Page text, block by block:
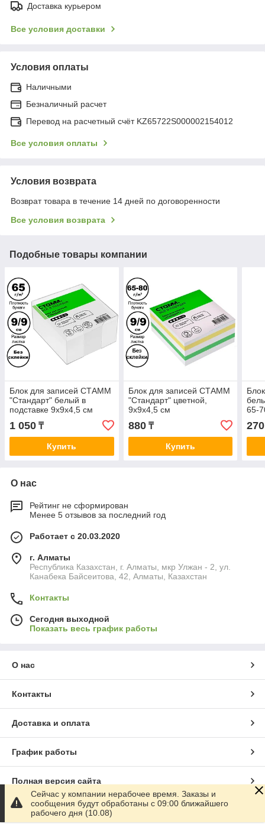
Доставка курьером
Все условия доставки
Условия оплаты
Наличными
Безналичный расчет
Перевод на расчетный счёт KZ65722S000002154012
Все условия оплаты
Условия возврата
Возврат товара в течение 14 дней по договоренности
Все условия возврата
Подобные товары компании
Блок для записей СТАММ
"Стандарт" белый в
подставке 9х9х4,5 см
1 050 ₸
Купить
Блок для записей СТАММ
"Стандарт" цветной,
9х9х4,5 см
880₸
Купить
65-
270
О нас
Рейтинг не сформирован
Менее 5 отзывов за последний год
Работает с 20.03.2020
г. Алматы
Республика Казахстан, г. Алматы, мкр Улжан - 2, ул.
Канабека Байсеитова, 42, Алматы, Казахстан
Контакты
Сегодня выходной
Показать весь график работы
О нас
Контакты
Доставка и оплата
График работы
Полная версия сайта
Сайт создан на маркетплейсе
Сейчас у компании нерабочее время. Заказы и
сообщения будут обработаны с 09:00 ближайшего
рабочего дня (10.08)